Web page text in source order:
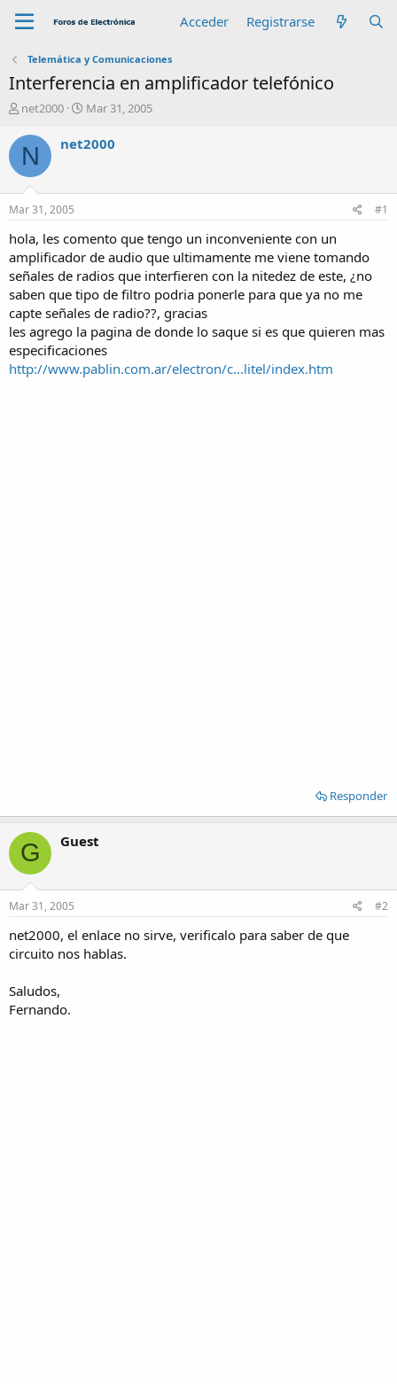
Acceder Registrarse
Telemática y Comunicaciones
Interferencia en amplificador telefónico
A
t
o
r
net2000
F
c
n
i
o
Mar 31, 2005
N net2000
Mar 31, 2005 #1
hola, les comento que tengo un inconveniente con un
amplificador de audio que ultimamente me viene tomando
señales de radios que interfieren con la nitedez de este, ¿no
saben que tipo de filtro podria ponerle para que ya no me
capte señales de radio??, gracias
les agrego la pagina de donde lo saque si es que quieren mas
especificaciones
http://www.pablin.com.ar/electron/c...litel/index.htm
Responder
G Guest
Mar 31, 2005 #2
net2000, el enlace no sirve, verificalo para saber de que
circuito nos hablas.
Saludos,
Fernando.